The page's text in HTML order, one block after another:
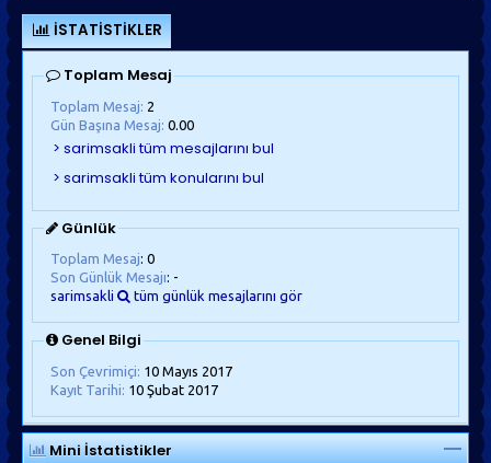
İSTATISTIKLER
Toplam Mesaj
Toplam Mesaj: 2
Gün Başına Mesaj: 0.00
Günlük
Toplam Mesaj: 0
Son Günlük Mesajı : -
sarimsakli
tüm günlük mesajlarını gör
Genel Bilgi
Son Çevrimiçi: 10 Mayıs 2017
Kayıt Tarihi: 10 Şubat 2017
Mini İstatistikler